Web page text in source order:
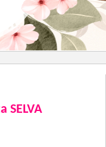
SELVA